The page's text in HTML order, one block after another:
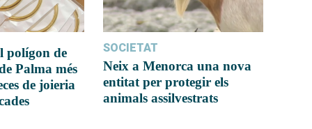
polígon de
Palma més
de joieria
SOCIETAT
Neix a Menorca una nova
entitat per protegir els
animals assilvestrats